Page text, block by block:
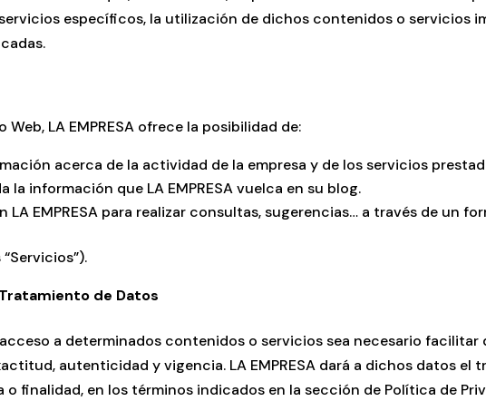
específicos, la utilización de dichos contenidos o servicios
Web, LA EMPRESA ofrece la posibilidad de:
acerca de la actividad de la empresa y de los servicios
la información que LA EMPRESA vuelca en su blog.
LA EMPRESA para realizar consultas, sugerencias… a través de un
de Datos
a determinados contenidos o servicios sea necesario
autenticidad y vigencia. LA EMPRESA dará a dichos datos
o finalidad, en los términos indicados en la sección de Política de